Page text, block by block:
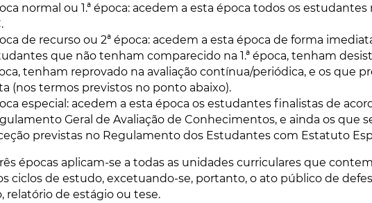
normal ou 1.ª época: acedem a esta época todos os
de recurso ou 2ª época: acedem a esta época de forma
que não tenham comparecido na 1.ª época, tenham
tenham reprovado na avaliação contínua/periódica, e os que
(nos termos previstos no ponto abaixo).
especial: acedem a esta época os estudantes finalistas de
Geral de Avaliação de Conhecimentos, e ainda os que
previstas no Regulamento dos Estudantes com Estatuto
épocas aplicam-se a todas as unidades curriculares que
ciclos de estudo, excetuando-se, portanto, o ato público de
relatório de estágio ou tese.